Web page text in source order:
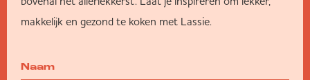
makkelijk en gezond te koken met Lassie.